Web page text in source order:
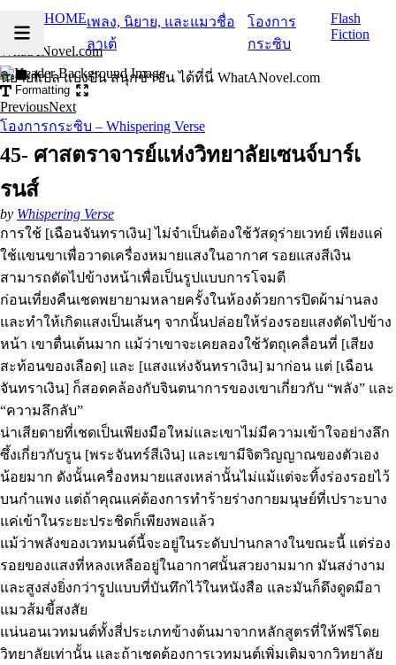
HOMEเพลง, นิยาย, และแมวชื่อ
ลาเต้
โองการ
กระซิบ
Flash
Fiction
WhatANovel.com
นิยายแปล แบ่งปัน สนุกขำขัน ได้ที่นี่ WhatANovel.com
Formatting
PreviousNext
โองการกระซิบ – Whispering Verse
45- ศาสตราจารย์แห่งวิทยาลัยเซนจ์บาร์เ
รนส์
by Whispering Verse
การใช้ [เฉือนจันทราเงิน] ไม่จำเป็นต้องใช้วัสดุร่ายเวทย์ เพียงแค่
ใช้แขนขาเพื่อวาดเครื่องหมายแสงในอากาศ รอยแสงสีเงิน
สามารถตัดไปข้างหน้าเพื่อเป็นรูปแบบการโจมตี
ก่อนเที่ยงคืนเชดพยายามหลายครั้งในห้องด้วยการปิดผ้าม่านลง
และทำให้เกิดแสงเป็นเส้นๆ จากนั้นปล่อยให้ร่องรอยแสงตัดไปข้าง
หน้า เขาตื่นเต้นมาก แม้ว่าเขาจะเคยลองใช้วัตถุเคลื่อนที่ [เสียง
สะท้อนของเลือด] และ [แสงแห่งจันทราเงิน] มาก่อน แต่ [เฉือน
จันทราเงิน] ก็สอดคล้องกับจินตนาการของเขาเกี่ยวกับ “พลัง” และ
“ความลึกลับ”
น่าเสียดายที่เชดเป็นเพียงมือใหม่และเขาไม่มีความเข้าใจอย่างลึก
ซึ้งเกี่ยวกับรูน [พระจันทร์สีเงิน] และเขามีจิตวิญญาณของตัวเอง
น้อยมาก ดังนั้นเครื่องหมายแสงเหล่านั้นไม่แม้แต่จะทิ้งร่องรอยไว้
บนกำแพง แต่ถ้าคุณแค่ต้องการทำร้ายร่างกายมนุษย์ที่เปราะบาง
แค่เข้าในระยะประชิดก็เพียงพอแล้ว
แม้ว่าพลังของเวทมนต์นี้จะอยู่ในระดับปานกลางในขณะนี้ แต่ร่อง
รอยของแสงที่หลงเหลืออยู่ในอากาศนั้นสวยงามมาก มันสง่างาม
และสูงส่งยิ่งกว่ารูปแบบที่บันทึกไว้ในหนังสือ และมันก็ดึงดูดมีอา
แมวส้มขี้สงสัย
แน่นอนเวทมนต์ทั้งสี่ประเภทข้างต้นมาจากหลักสูตรที่ให้ฟรีโดย
วิทยาลัยเท่านั้น และถ้าเชดต้องการเวทมนต์เพิ่มเติมจากวิทยาลัย